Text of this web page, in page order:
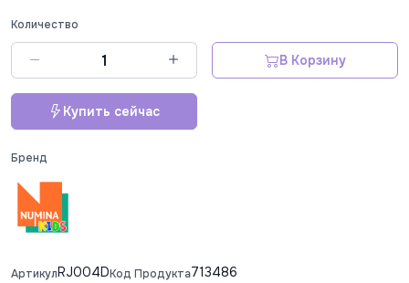
Количество
В Корзину
Купить сейчас
Бренд
АртикулRJ004DКод Продукта713486